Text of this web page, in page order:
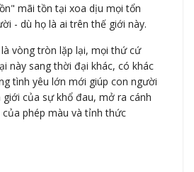
mãi tồn tại xoa dịu mọi tổn
- dù họ là ai trên thế giới này.
vòng tròn lặp lại, mọi thứ cứ
này sang thời đại khác, có khác
tình yêu lớn mới giúp con người
của sự khổ đau, mở ra cánh
phép màu và tỉnh thức